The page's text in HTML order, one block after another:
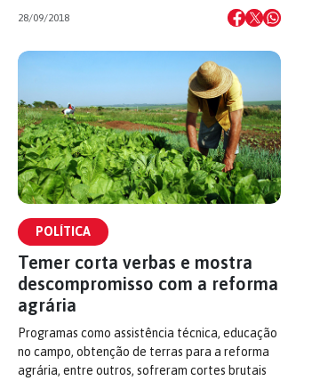
28/09/2018
POLÍTICA
Temer corta verbas e mostra
descompromisso com a reforma
agrária
Programas como assistência técnica, educação
no campo, obtenção de terras para a reforma
agrária, entre outros, sofreram cortes brutais